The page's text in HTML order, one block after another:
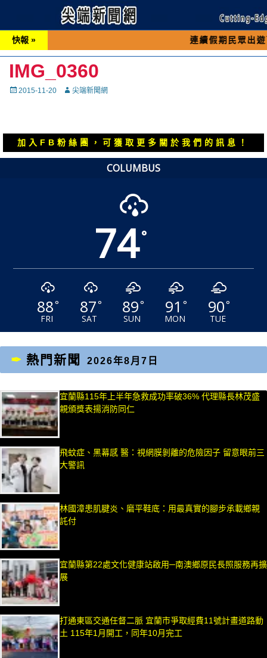
快報 » 連續假期民眾出遊可先撥打
IMG_0360
Posted
2015-11-20 Autor尖端新聞網
加入FB粉絲團，可獲取更多關於我們的訊息！
COLUMBUS
74°
88°
FRI
87°
SAT
89°
SUN
91 °
MON
90°
TUE
熱門新聞 2026年8月7日
宜蘭縣115年上半年急救成功率破36% 代理縣長林茂盛
親頒獎表揚消防同仁
飛蚊症、黑幕感 醫：視網膜剝離的危險因子 留意眼前三
大警訊
林國漳患肌腱炎、磨平鞋底：用最真實的腳步承載鄉親
託付
宜蘭縣第22處文化健康站啟用─南澳鄉原民長照服務再擴
展
打通東區交通任督二脈 宜蘭市爭取經費11號計畫道路動
土 115年1月開工，同年10月完工